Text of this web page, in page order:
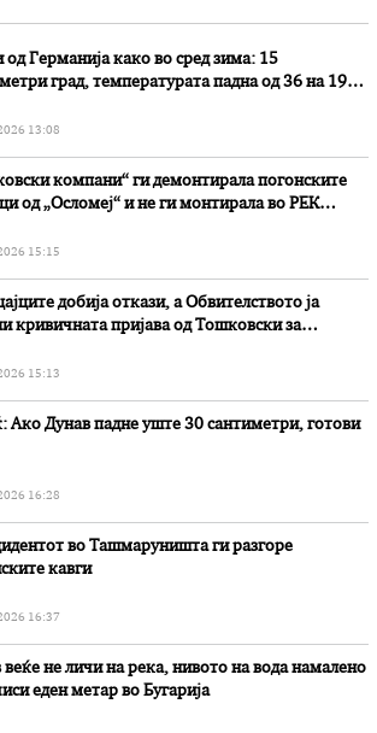
од Германија како во сред зима: 15
град, температурата падна од 36 на 19
13:08
компани“ ги демонтирала погонските
од „Осломеј“ и не ги монтирала во РЕК
15:15
добија откази, а Обвителството ја
кривичната пријава од Тошковски за
15:13
Ако Дунав падне уште 30 сантиметри, готови
16:28
во Ташмаруништa ги разгоре
кавги
16:37
веќе не личи на река, нивото на вода намалено
еден метар во Бугарија